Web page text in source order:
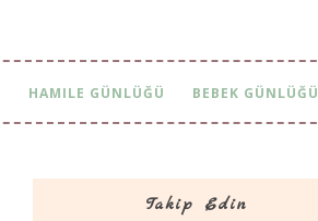
HAMILE GÜNLÜĞÜ BEBEK GÜNLÜĞÜ
Takip Edin